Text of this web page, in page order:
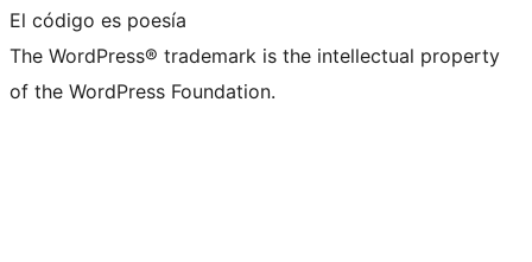
El código es poesía
The WordPress® trademark is the intellectual property
of the WordPress Foundation.